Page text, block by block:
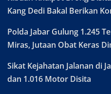
Kang Dedi Bakal Berikan
Polda Jabar Gulung 1.245
Miras, Jutaan Obat Keras
Sikat Kejahatan Jalanan di
dan 1.016 Motor Disita